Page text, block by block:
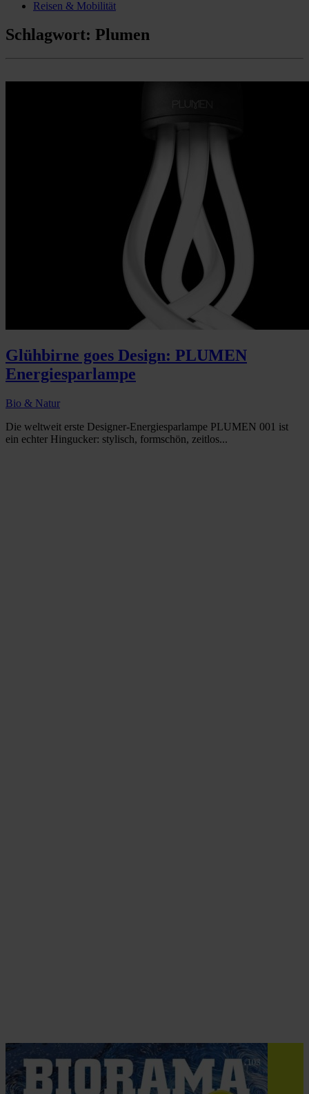
Reisen & Mobilität
Schlagwort: Plumen
Glühbirne goes Design: PLUMEN
Energiesparlampe
Bio & Natur
Die weltweit erste Designer-Energiesparlampe PLUMEN 001 ist
ein echter Hingucker: stylisch, formschön, zeitlos...